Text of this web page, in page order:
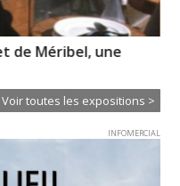
de Méribel, une
Voir toutes les expositions >
INFOMERCIAL